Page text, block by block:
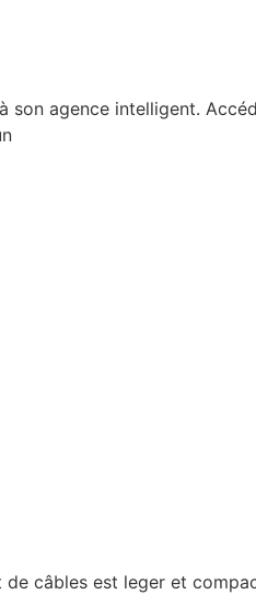
agence intelligent.
câbles est leger et